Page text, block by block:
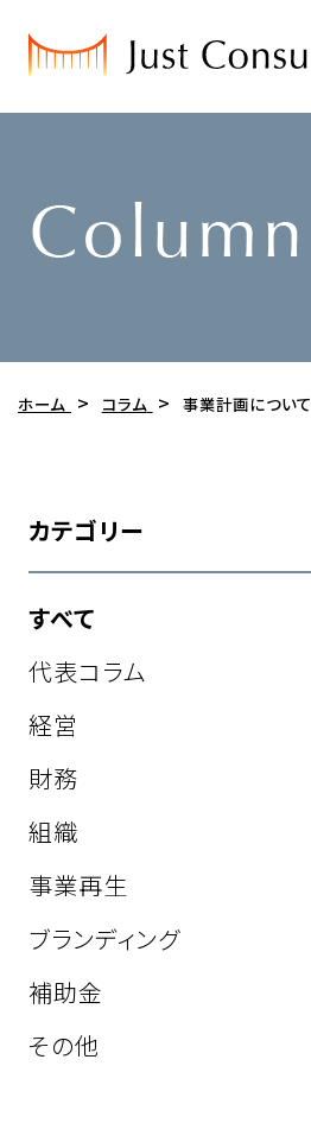
ホーム コラム 事業計画について
カテゴリー
すべて
代表コラム
経営
財務
組織
事業再生
ブランディング
補助金
その他